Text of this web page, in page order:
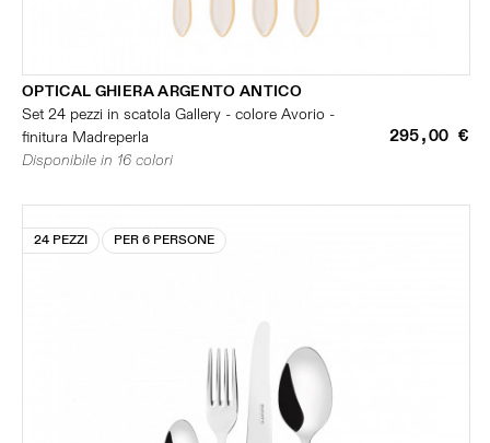
OPTICAL GHIERA ARGENTO ANTICO
Set 24 pezzi in scatola Gallery - colore Avorio -
finitura Madreperla
295,00 €
Disponibile in 16 colori
24 PEZZI PER 6 PERSONE